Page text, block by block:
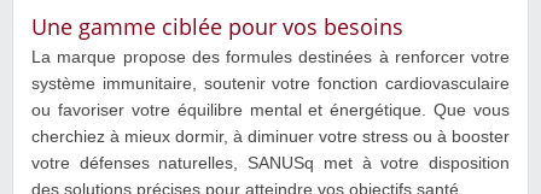
Une gamme ciblée pour vos besoins
La marque propose des formules destinées à renforcer votre
système immunitaire, soutenir votre fonction cardiovasculaire
ou favoriser votre équilibre mental et énergétique. Que vous
cherchiez à mieux dormir, à diminuer votre stress ou à booster
votre défenses naturelles, SANUSq met à votre disposition
des solutions précises pour atteindre vos objectifs santé.